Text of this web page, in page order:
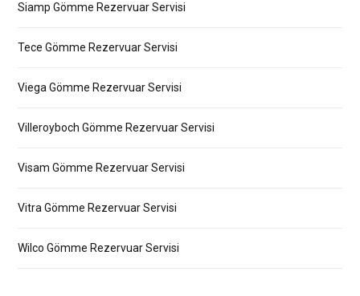
Siamp Gömme Rezervuar Servisi
Tece Gömme Rezervuar Servisi
Viega Gömme Rezervuar Servisi
Villeroyboch Gömme Rezervuar Servisi
Visam Gömme Rezervuar Servisi
Vitra Gömme Rezervuar Servisi
Wilco Gömme Rezervuar Servisi